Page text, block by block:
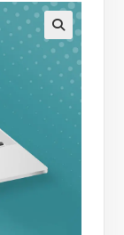
🔍